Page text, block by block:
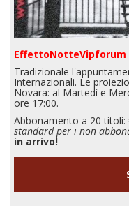
EffettoNotteVipforum
Tradizionale
Internazionali. Le
Novara: al Martedì e
ore 17:00.
Abbonamento a 20 titoli:
standard per i non
in arrivo!